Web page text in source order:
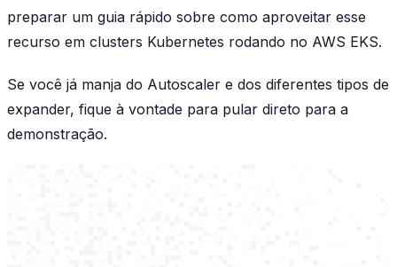
preparar um guia rápido sobre como aproveitar esse
recurso em clusters Kubernetes rodando no AWS EKS.
Se você já manja do Autoscaler e dos diferentes tipos de
expander, fique à vontade para pular direto para a
demonstração.